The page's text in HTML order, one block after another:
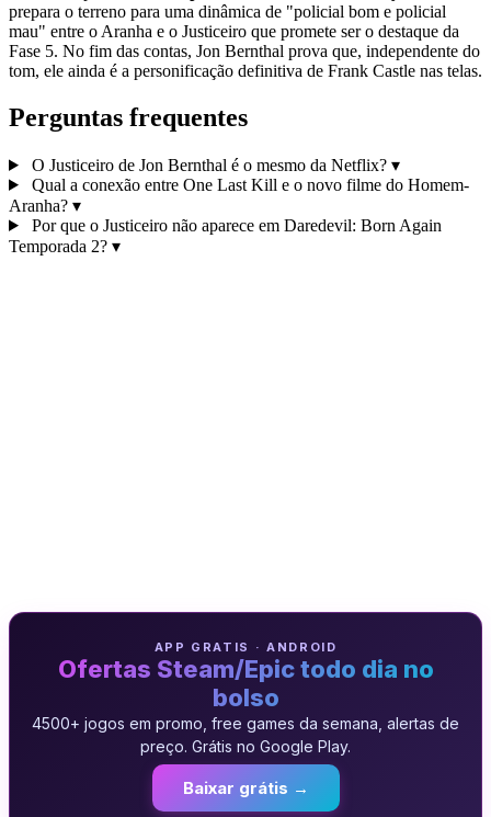
prepara o terreno para uma dinâmica de "policial bom e policial
mau" entre o Aranha e o Justiceiro que promete ser o destaque da
Fase 5. No fim das contas, Jon Bernthal prova que, independente do
tom, ele ainda é a personificação definitiva de Frank Castle nas telas.
Perguntas frequentes
O Justiceiro de Jon Bernthal é o mesmo da Netflix? ▾
Qual a conexão entre One Last Kill e o novo filme do Homem-
Aranha? ▾
Por que o Justiceiro não aparece em Daredevil: Born Again
Temporada 2? ▾
APP GRATIS · ANDROID
Ofertas Steam/Epic todo dia no
bolso
4500+ jogos em promo, free games da semana, alertas de
preço. Grátis no Google Play.
Baixar grátis →